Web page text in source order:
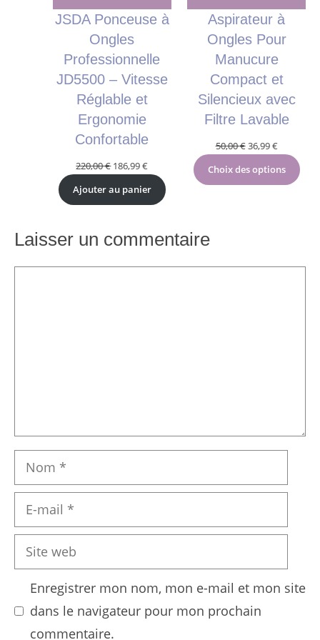
JSDA Ponceuse à
Ongles
Professionnelle
JD5500 – Vitesse
Réglable et
Ergonomie
Confortable
220,00€ Le
initial
186,99€Le
prix
actuel
186,99 €.
Ajouter au panier
Aspirateur à
Ongles Pour
Manucure
Compact et
Silencieux avec
Filtre Lavable
50,00€Le
initial
36,99€Le
prix
actuel
Choix des options
Laisser un commentaire
Nom
mail
Site
web
Enregistrer mon nom, mon e-mail et mon site
dans le navigateur pour mon prochain
commentaire.